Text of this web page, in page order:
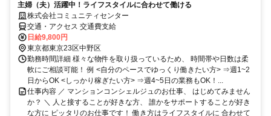
主婦（夫）活躍中！ライフスタイルに合わせて働ける
株式会社コミュニティセンター
交通・アクセス 交通費支給
日給9,800円
東京都東京23区中野区
勤務時間詳細 様々な物件を取り扱っているため、 時間帯や日数は柔
軟にご相談可能！ 例 <自分のペースでゆっくり働きたい方> ⇒週1~2
日からOK <しっかり稼ぎたい方> ⇒週4~5日の業務もOK！...
仕事内容 ／ マンションコンシェルジュのお仕事、 はじめてみません
か？ ＼ 人と接することが好きな方、 誰かをサポートすることが好き
な方に ピッタリのお仕事です！ 働き方はライフスタイルに 合わせて